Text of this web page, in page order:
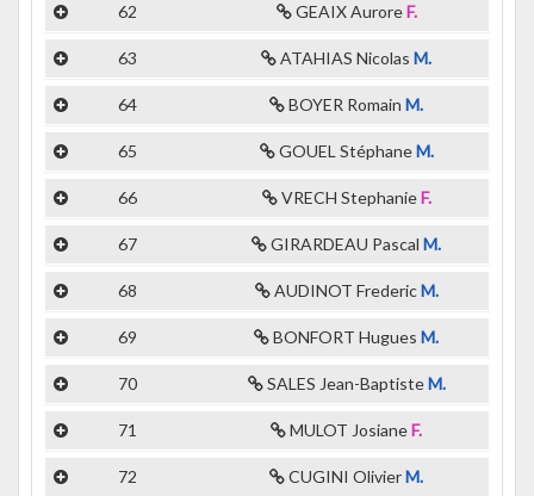
62 GEAIX AuroreF.
63 ATAHIAS NicolasM.
64 BOYER RomainM.
65 GOUEL StéphaneM.
66 VRECH StephanieF.
67 GIRARDEAU PascalM.
68 AUDINOT FredericM.
69 BONFORT HuguesM.
70 SALES Jean-BaptisteM.
71 MULOT JosianeF.
72 CUGINI OlivierM.